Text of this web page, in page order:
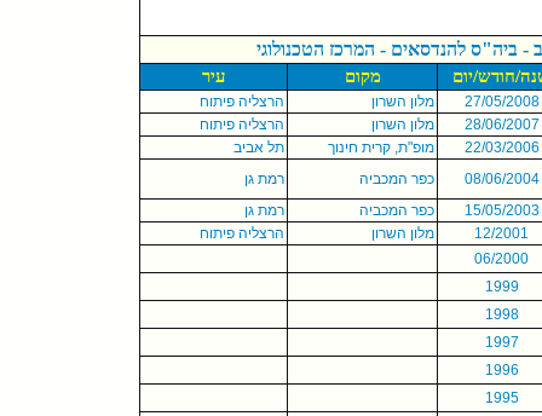
- ביה"ס להנדסאים - המרכז הטכנולוגי
עיר מקום חודש/יום
הרצליה פיתוח מלון השרון 27/05/2008
הרצליה פיתוח
מלון השרון 28/06/2007
תל אביב
מופ"ת, קרית חינוך 22/03/2006
רמת גן
כפר המכביה 08/06/2004
רמת גן
כפר המכביה 15/05/2003
הרצליה פיתוח
מלון השרון
12/2001
06/2000
1999
1998
1997
1996
1995